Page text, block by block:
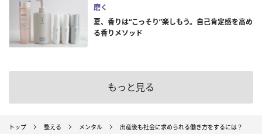
磨く
夏、香りは“こっそり”楽しもう。自己肯定感を高め
る香りメソッド
もっと見る
トップ 整える メンタル 出産後も社会に求められる働き方をするには？